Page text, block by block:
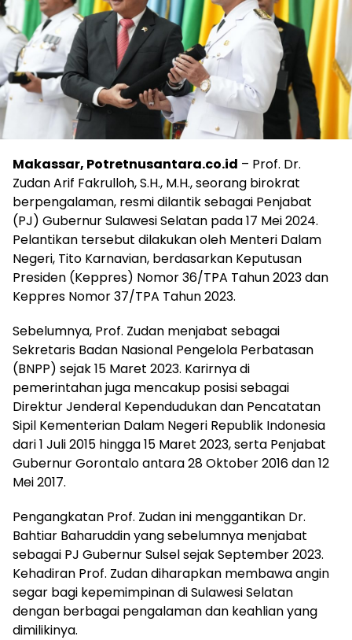
Makassar, Potretnusantara.co.id – Prof. Dr.
Zudan Arif Fakrulloh, S.H., M.H., seorang birokrat
berpengalaman, resmi dilantik sebagai Penjabat
(PJ) Gubernur Sulawesi Selatan pada 17 Mei 2024.
Pelantikan tersebut dilakukan oleh Menteri Dalam
Negeri, Tito Karnavian, berdasarkan Keputusan
Presiden (Keppres) Nomor 36/TPA Tahun 2023 dan
Keppres Nomor 37/TPA Tahun 2023.
Sebelumnya, Prof. Zudan menjabat sebagai
Sekretaris Badan Nasional Pengelola Perbatasan
(BNPP) sejak 15 Maret 2023. Karirnya di
pemerintahan juga mencakup posisi sebagai
Direktur Jenderal Kependudukan dan Pencatatan
Sipil Kementerian Dalam Negeri Republik Indonesia
dari 1 Juli 2015 hingga 15 Maret 2023, serta Penjabat
Gubernur Gorontalo antara 28 Oktober 2016 dan 12
Mei 2017.
Pengangkatan Prof. Zudan ini menggantikan Dr.
Bahtiar Baharuddin yang sebelumnya menjabat
sebagai PJ Gubernur Sulsel sejak September 2023.
Kehadiran Prof. Zudan diharapkan membawa angin
segar bagi kepemimpinan di Sulawesi Selatan
dengan berbagai pengalaman dan keahlian yang
dimilikinya.